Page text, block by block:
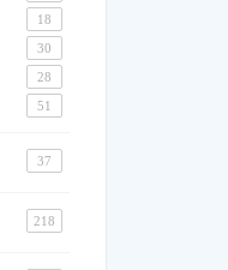
18
30
28
51
37
218